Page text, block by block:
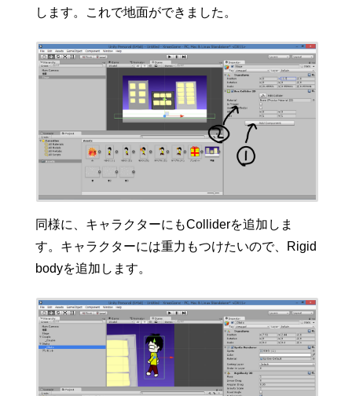
します。これで地面ができました。
同様に、キャラクターにもColliderを追加しま
す。キャラクターには重力もつけたいので、Rigid
bodyを追加します。